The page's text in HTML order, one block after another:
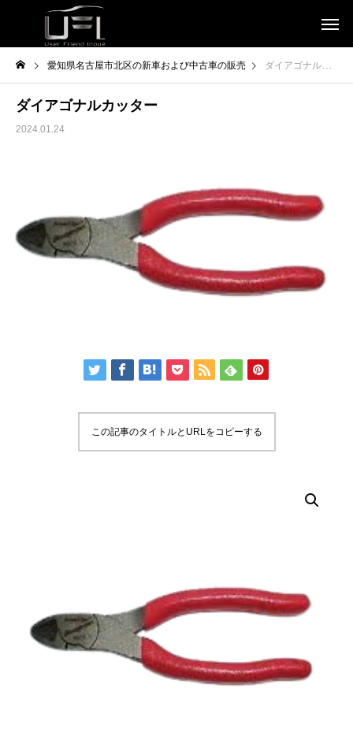
愛知県名古屋市北区の新車および中古車の販売 ダイアゴナルカッター
ダイアゴナルカッター
2024.01.24
この記事のタイトルとURLをコピーする